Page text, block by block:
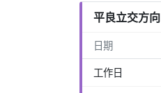
平良立交方向
日期
工作日